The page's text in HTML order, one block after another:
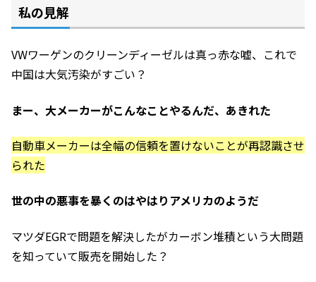
私の見解
VWワーゲンのクリーンディーゼルは真っ赤な嘘、これで
中国は大気汚染がすごい？
まー、大メーカーがこんなことやるんだ、あきれた
自動車メーカーは全幅の信頼を置けないことが再認識させ
られた
世の中の悪事を暴くのはやはりアメリカのようだ
マツダEGRで問題を解決したがカーボン堆積という大問題
を知っていて販売を開始した？